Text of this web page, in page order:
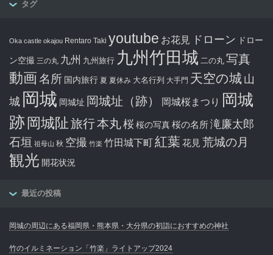
タグ
Oka castle okajou Rentaro Taki youtube お花見 ドローン ドロー
ン空撮 三の丸 九州 九州旅行 九州竹田城 二の丸 写真
動画名所 国内旅行 夏 夏休み 大名行列 大手門 天空の城 山
城 岡城 岡城址 岡城址（跡） 岡城桜まつり 岡城
跡 岡城阯旅行本丸桜桜の写真桜の名所滝廉太郎
石垣 祖母山 秋 空撮 竹楽 竹田城下町紅葉 花見 荒城の月
観光 開花状況
最近の投稿
岡城の周辺にある福岡県・熊本県・大分県の初詣におすすめの神社
竹のイルミネーション「竹楽」ライトアップ2024